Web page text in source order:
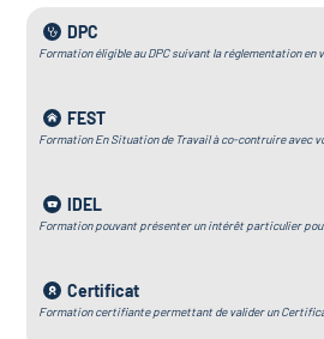
DPC
Formation éligible au DPC suivant la réglementation en
FEST
Formation En Situation de Travail à co-contruire avec
IDEL
Formation pouvant présenter un intérêt particulier
Certificat
Formation certifiante permettant de valider un